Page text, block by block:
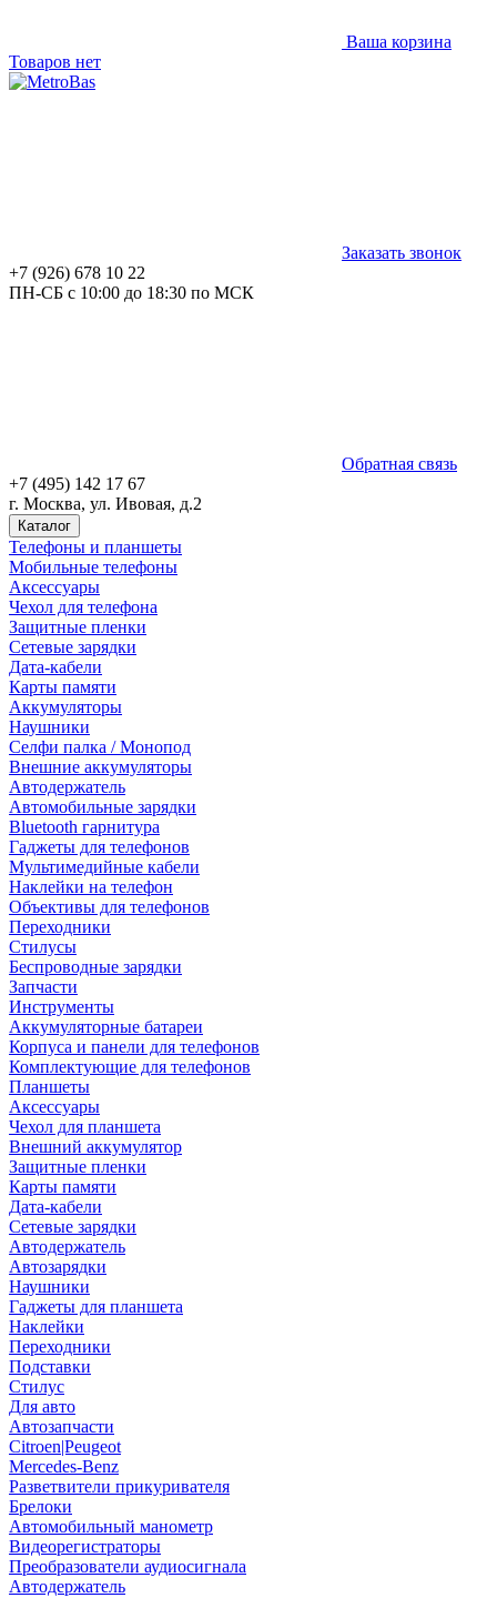
Ваша корзина
Товаров нет
Заказать звонок
+7 (926) 678 10 22
ПН-СБ с 10:00 до 18:30 по МСК
Обратная связь
+7 (495) 142 17 67
г. Москва, ул. Ивовая, д.2
Каталог
Телефоны и планшеты
Мобильные телефоны
Аксессуары
Чехол для телефона
Защитные пленки
Сетевые зарядки
Дата-кабели
Карты памяти
Аккумуляторы
Наушники
Селфи палка / Монопод
Внешние аккумуляторы
Автодержатель
Автомобильные зарядки
Bluetooth гарнитура
Гаджеты для телефонов
Мультимедийные кабели
Наклейки на телефон
Объективы для телефонов
Переходники
Стилусы
Беспроводные зарядки
Запчасти
Инструменты
Аккумуляторные батареи
Корпуса и панели для телефонов
Комплектующие для телефонов
Планшеты
Аксессуары
Чехол для планшета
Внешний аккумулятор
Защитные пленки
Карты памяти
Дата-кабели
Сетевые зарядки
Автодержатель
Автозарядки
Наушники
Гаджеты для планшета
Наклейки
Переходники
Подставки
Стилус
Для авто
Автозапчасти
Citroen|Peugeot
Mercedes-Benz
Разветвители прикуривателя
Брелоки
Автомобильный манометр
Видеорегистраторы
Преобразователи аудиосигнала
Автодержатель